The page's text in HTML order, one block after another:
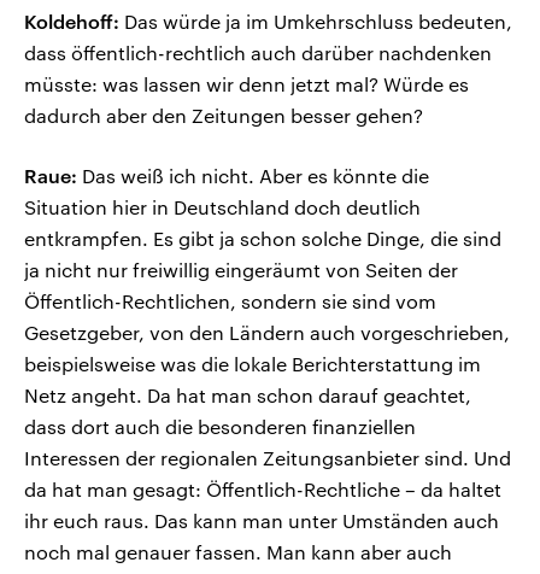
Koldehoff: Das würde ja im Umkehrschluss bedeuten,
dass öffentlich-rechtlich auch darüber nachdenken
müsste: was lassen wir denn jetzt mal? Würde es
dadurch aber den Zeitungen besser gehen?
Raue: Das weiß ich nicht. Aber es könnte die
Situation hier in Deutschland doch deutlich
entkrampfen. Es gibt ja schon solche Dinge, die sind
ja nicht nur freiwillig eingeräumt von Seiten der
Öffentlich-Rechtlichen, sondern sie sind vom
Gesetzgeber, von den Ländern auch vorgeschrieben,
beispielsweise was die lokale Berichterstattung im
Netz angeht. Da hat man schon darauf geachtet,
dass dort auch die besonderen finanziellen
Interessen der regionalen Zeitungsanbieter sind. Und
da hat man gesagt: Öffentlich-Rechtliche – da haltet
ihr euch raus. Das kann man unter Umständen auch
noch mal genauer fassen. Man kann aber auch